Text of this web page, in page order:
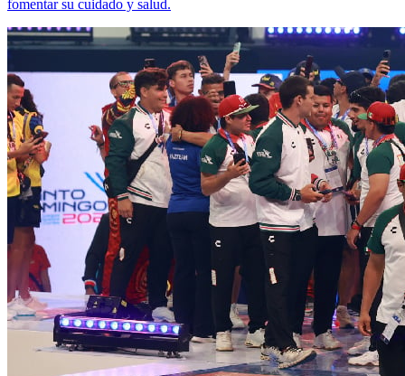
fomentar su cuidado y salud.